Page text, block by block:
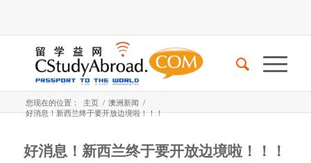
您现在的位置： 主页 / 澳洲新闻 /
好消息！新西兰终于要开放边境啦！！！
好消息！新西兰终于要开放边境啦！！！